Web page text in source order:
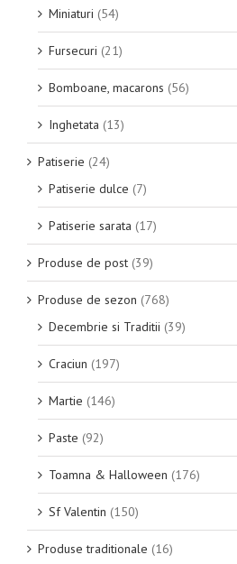
Miniaturi (54)
Fursecuri (21)
Bomboane, macarons (56)
Inghetata (13)
Patiserie (24)
Patiserie dulce (7)
Patiserie sarata (17)
Produse de post (39)
Produse de sezon (768)
Decembrie si Traditii (39)
Craciun (197)
Martie (146)
Paste (92)
Toamna & Halloween (176)
Sf Valentin (150)
Produse traditionale (16)